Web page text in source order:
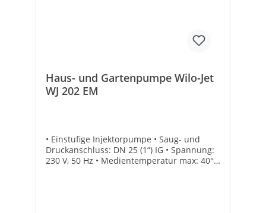
Haus- und Gartenpumpe Wilo-Jet
WJ 202 EM
• Einstufige Injektorpumpe • Saug- und
Druckanschluss: DN 25 (1“) IG • Spannung:
230 V, 50 Hz • Medientemperatur max: 40°C